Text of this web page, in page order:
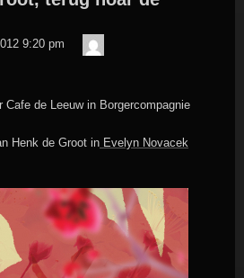
9:20 pm
Cafe de Leeuw in Borgercompagnie
Henk de Groot in Evelyn Novacek